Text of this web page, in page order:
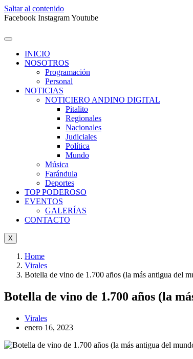
Saltar al contenido
Facebook InstagramYoutube
INICIO
NOSOTROS
Programación
Personal
NOTICIAS
NOTICIERO ANDINO DIGITAL
Pitalito
Regionales
Nacionales
Judiciales
Política
Mundo
Música
Farándula
Deportes
TOP PODEROSO
EVENTOS
GALERÍAS
CONTACTO
X
Home
Virales
Botella de vino de 1.700 años (la más antigua del
Botella de vino de 1.700 años (la
Virales
enero 16, 2023